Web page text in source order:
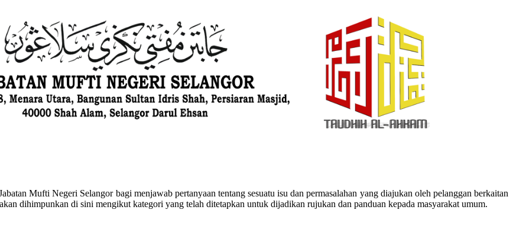
Mufti Negeri Selangor bagi menjawab pertanyaan tentang sesuatu isu dan permasalahan yang diajukan oleh pelanggan berkaitan
dihimpunkan di sini mengikut kategori yang telah ditetapkan untuk dijadikan rujukan dan panduan kepada masyarakat umum.